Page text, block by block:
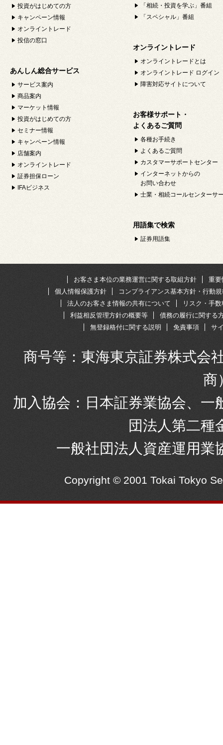
投資がはじめての方
キャンペーン情報
オンライントレード
投信の窓口
あんしん総合サービス
サービス案内
商品案内
マーケット情報
投資がはじめての方
セミナー情報
キャンペーン情報
店舗案内
オンライントレード
証券担保ローン
IFAビジネス
「相続・投資を学ぶ」番組
「スペシャル」番組
オンライントレード
オンライントレードとは
オンライントレード ログイン
障害対応サイトについて
お客様サポート・
よくあるご質問
各種お手続き
よくあるご質問
カスタマーサポートセンター
インターネットからの
お問い合わせ
士業・相続コールセンターサ
用語集で検索
証券用語集
お客さま本位の業務運営に関する取組方針
重要
個人情報保護方針
コンプライアンス基本方針・行動
法人のお客さま情報の共有について
リスク・手
利益相反管理方針の概要等
債務の履行に関する
無登録格付に関する説明
免責事項 サ
商号等：東海東京証券株式会
商
加入協会：日本証券業協会、
団法人第二種
一般社団法人資産運用業
Copyright © 2001 Tokai Tokyo